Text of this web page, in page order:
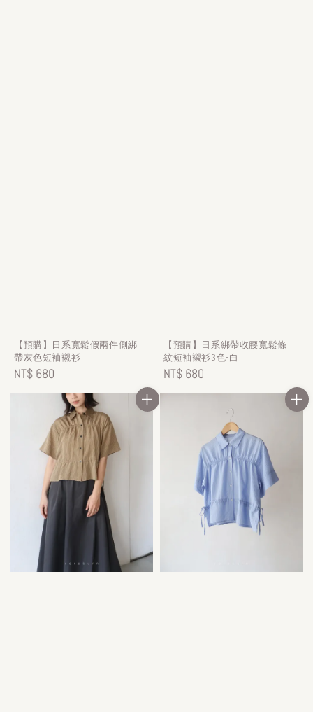
【預購】日系寬鬆假兩件側綁
帶灰色短袖襯衫
Regular
NT$ 680
【預購】日系綁帶收腰寬鬆條
紋短袖襯衫3色-白
Regular
price
NT$ 680